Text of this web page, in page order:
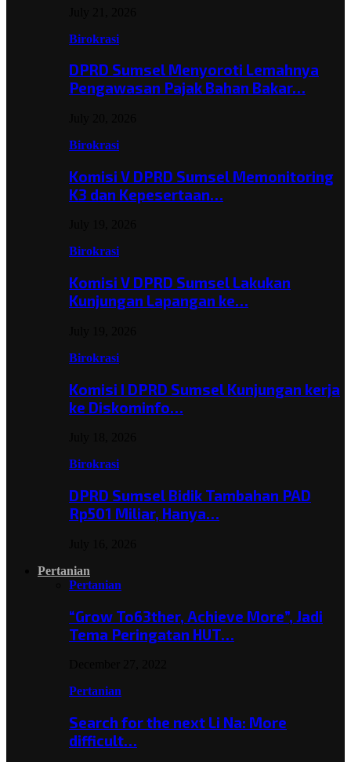
Birokrasi
DPRD Sumsel Menyoroti Lemahnya
Pengawasan Pajak Bahan Bakar…
Birokrasi
Komisi V DPRD Sumsel Memonitoring
K3 dan Kepesertaan…
Birokrasi
Komisi V DPRD Sumsel Lakukan
Kunjungan Lapangan ke…
Birokrasi
Komisi I DPRD Sumsel Kunjungan kerja
ke Diskominfo…
Birokrasi
DPRD Sumsel Bidik Tambahan PAD
Rp501 Miliar, Hanya…
Pertanian
Pertanian
“Grow To63ther, Achieve More”, Jadi
Tema Peringatan HUT…
Pertanian
Search for the next Li Na: More
difficult…